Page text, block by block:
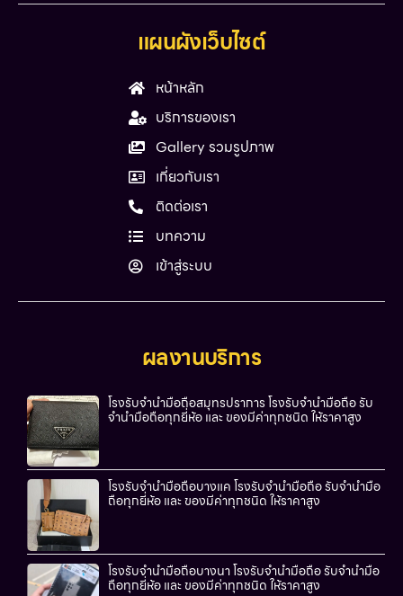
แผนผังเว็บไซต์
หน้าหลัก
บริการของเรา
Gallery รวมรูปภาพ
เกี่ยวกับเรา
ติดต่อเรา
บทความ
เข้าสู่ระบบ
ผลงานบริการ
โรงรับจำนำมือถือสมุทรปราการ โรงรับจำนำมือถือ รับ
จำนำมือถือทุกยี่ห้อ และ ของมีค่าทุกชนิด ให้ราคาสูง
โรงรับจำนำมือถือบางแค โรงรับจำนำมือถือ รับจำนำมือ
ถือทุกยี่ห้อ และ ของมีค่าทุกชนิด ให้ราคาสูง
โรงรับจำนำมือถือบางนา โรงรับจำนำมือถือ รับจำนำมือ
ถือทุกยี่ห้อ และ ของมีค่าทุกชนิด ให้ราคาสูง